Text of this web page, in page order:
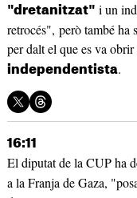
"dretanitzat" i un
retrocés", però també ha
per dalt el que es va
independentista.
16:11
El diputat de la CUP ha
a la Franja de Gaza,